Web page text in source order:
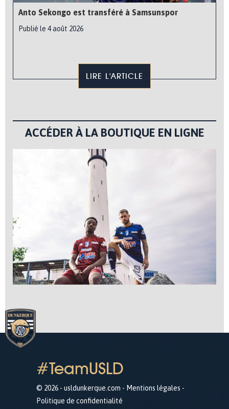
Anto Sekongo est transféré à Samsunspor
Publié le 4 août 2026
LIRE L'ARTICLE
ACCÉDER À LA BOUTIQUE EN LIGNE
#TeamUSLD
© 2026 - usldunkerque.com - Mentions légales -
Politique de confidentialité